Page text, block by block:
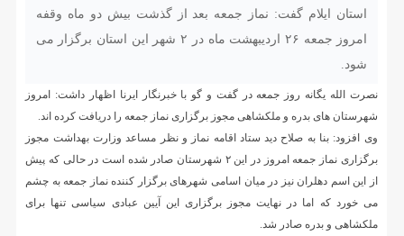
استان ایلام گفت: نماز جمعه بعد از گذشت بیش دو ماه وقفه
امروز جمعه ۲۶ اردیبهشت ماه در ۲ شهر این استان برگزار می
شود.
نصرت الله یگانه روز جمعه در گفت و گو با خبرنگار ایرنا اظهار داشت: امروز
شهرستان های بدره و ملکشاهی مجوز برگزاری نماز جمعه را دریافت کرده اند.
وی افزود: بنا به صلاح دید ستاد اقامه نماز و نظر مساعد وزارت بهداشت مجوز
برگزاری نماز جمعه امروز در این ۲ شهرستان صادر شده است در حالی که پیش
از این اسم دهلران نیز در میان اسامی شهرهای برگزار کننده نماز جمعه به چشم
می خورد که اما در نهایت مجوز برگزاری این آیین عبادی سیاسی تنها برای
ملکشاهی و بدره صادر شد.